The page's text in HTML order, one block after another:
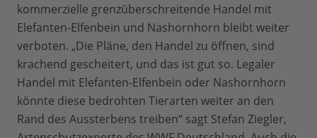
kommerzielle grenzüberschreitende Handel mit
Elefanten-Elfenbein und Nashornhorn bleibt weiter
verboten. „Die Pläne, den Handel zu öffnen, sind
krachend gescheitert, und das ist gut so. Legaler
Handel mit Elefanten-Elfenbein oder Nashornhorn
könnte diese bedrohten Tierarten weiter an den
Rand des Aussterbens treiben“ sagt Stefan Ziegler,